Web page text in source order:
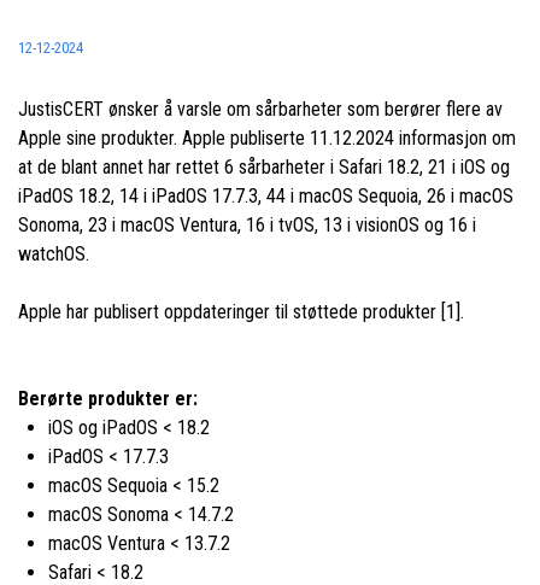
12-12-2024
JustisCERT ønsker å varsle om sårbarheter som berører flere av
Apple sine produkter. Apple publiserte 11.12.2024 informasjon om
at de blant annet har rettet 6 sårbarheter i Safari 18.2, 21 i iOS og
iPadOS 18.2, 14 i iPadOS 17.7.3, 44 i macOS Sequoia, 26 i macOS
Sonoma, 23 i macOS Ventura, 16 i tvOS, 13 i visionOS og 16 i
watchOS.
Apple har publisert oppdateringer til støttede produkter [1].
Berørte produkter er:
iOS og iPadOS < 18.2
iPadOS < 17.7.3
macOS Sequoia < 15.2
macOS Sonoma < 14.7.2
macOS Ventura < 13.7.2
Safari < 18.2